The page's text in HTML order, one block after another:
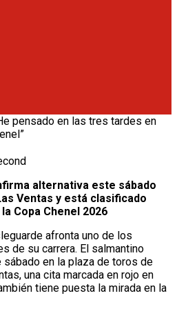
alternativa este sábado
Ventas y está clasificado
Copa Chenel 2026
afronta uno de los
de su carrera. El salmantino
en la plaza de toros de
una cita marcada en rojo en
tiene puesta la mirada en la